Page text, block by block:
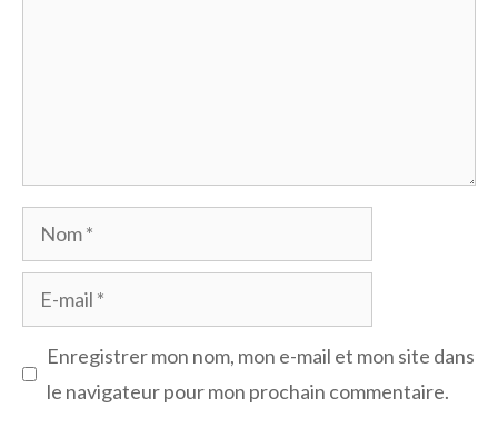
Nom
mail
Enregistrer mon nom, mon e-mail et mon site dans
le navigateur pour mon prochain commentaire.